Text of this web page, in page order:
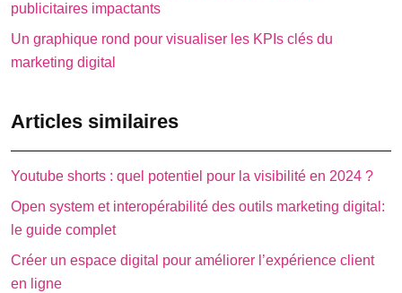
publicitaires impactants
Un graphique rond pour visualiser les KPIs clés du
marketing digital
Articles similaires
Youtube shorts : quel potentiel pour la visibilité en 2024 ?
Open system et interopérabilité des outils marketing digital:
le guide complet
Créer un espace digital pour améliorer l’expérience client
en ligne